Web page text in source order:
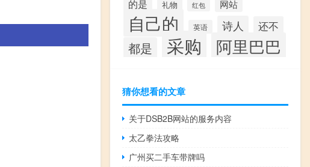
的是 礼物 红包 网站
自己的 英语 诗人 还不
都是 采购 阿里巴巴
猜你想看的文章
关于DSB2B网站的服务内容
太乙拳法攻略
广州买二手车带牌吗